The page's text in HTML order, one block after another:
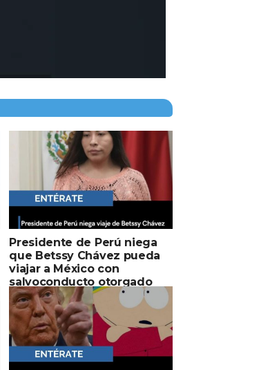
Presidente de Perú niega
que Betssy Chávez pueda
viajar a México con
salvoconducto otorgado